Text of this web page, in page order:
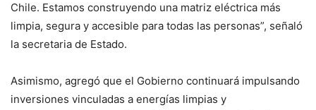
Chile. Estamos construyendo una matriz eléctrica más
limpia, segura y accesible para todas las personas”, señaló
la secretaria de Estado.
Asimismo, agregó que el Gobierno continuará impulsando
inversiones vinculadas a energías limpias y